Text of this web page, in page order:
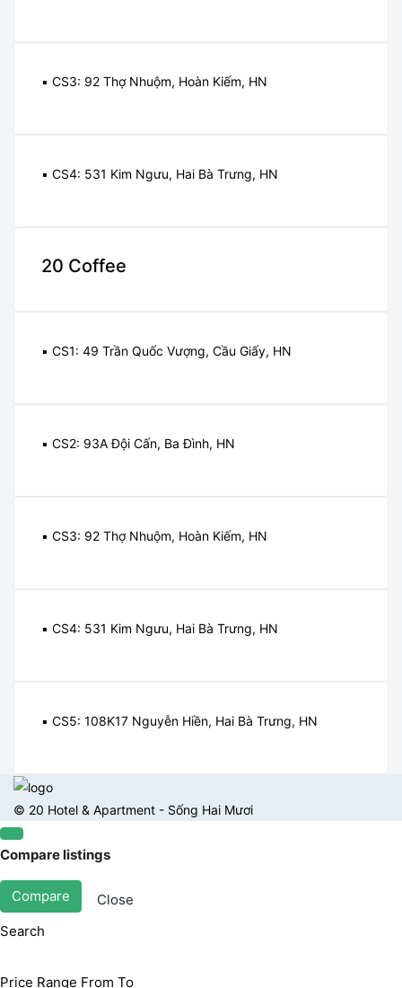
▪️ CS3: 92 Thợ Nhuộm, Hoàn Kiếm, HN
▪️ CS4: 531 Kim Ngưu, Hai Bà Trưng, HN
20 Coffee
▪️ CS1: 49 Trần Quốc Vượng, Cầu Giấy, HN
▪️ CS2: 93A Đội Cấn, Ba Đình, HN
▪️ CS3: 92 Thợ Nhuộm, Hoàn Kiếm, HN
▪️ CS4: 531 Kim Ngưu, Hai Bà Trưng, HN
▪️ CS5: 108K17 Nguyễn Hiền, Hai Bà Trưng, HN
© 20 Hotel & Apartment - Sống Hai Mươi
Compare listings
Compare
Close
Search
Price Range From To